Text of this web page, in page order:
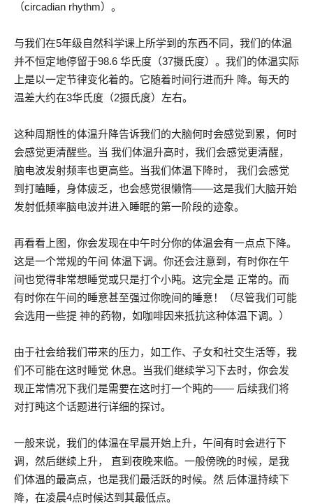
（circadian rhythm）。
与我们在5年级自然科学课上所学到的东西不同，我们的体温
并不恒定地停留于98.6 华氏度（37摄氏度）。我们的体温实际
上是以一定节律变化着的。它随着时间行进而升 降。每天的
温差大约在3华氏度（2摄氏度）左右。
这种周期性的体温升降告诉我们的大脑何时会感觉到累，何时
会感觉更清醒些。当 我们体温升高时，我们会感觉更清醒，
脑电波发射频率也更高些。当我们体温下降时， 我们会感觉
到打瞌睡，身体疲乏，也会感觉很懒惰——这是我们大脑开始
发射低频率脑电波并进入睡眠的第一阶段的迹象。
再看看上图，你会发现在中午时分你的体温会有一点点下降。
这是一个常规的午间 体温下调。你还会注意到，有时你在午
间也觉得非常想睡觉或只是打个小盹。这完全是 正常的。而
有时你在午间的睡意甚至强过你晚间的睡意！（尽管我们可能
会选用一些提 神的药物，如咖啡因来抵抗这种体温下调。）
由于社会给我们带来的压力，如工作、子女和社交生活等，我
们不可能在这时睡觉 休息。当我们继续学习下去时，你会发
现正常情况下我们是需要在这时打一个盹的—— 后续我们将
对打盹这个话题进行详细的探讨。
一般来说，我们的体温在早晨开始上升，午间有时会进行下
调，然后继续上升， 直到夜晚来临。一般傍晚的时候，是我
们体温的最高点，也是我们最活跃的时候。然 后体温持续下
降，在凌晨4点时候达到其最低点。